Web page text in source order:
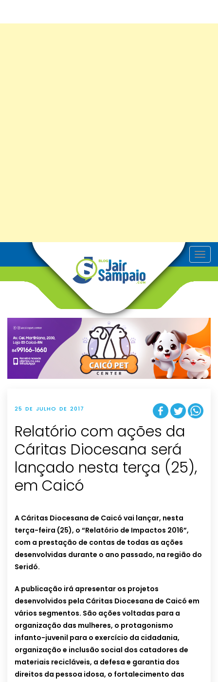
T
o
v
g
t
i
o
n
25 DE JULHO DE 2017
Relatório com ações da
Cáritas Diocesana será
lançado nesta terça (25),
em Caicó
A Cáritas Diocesana de Caicó vai lançar, nesta
terça-feira (25), o “Relatório de Impactos 2016”,
com a prestação de contas de todas as ações
desenvolvidas durante o ano passado, na região do
Seridó.
A publicação irá apresentar os projetos
desenvolvidos pela Cáritas Diocesana de Caicó em
vários segmentos. São ações voltadas para a
organização das mulheres, o protagonismo
infanto-juvenil para o exercício da cidadania,
organização e inclusão social dos catadores de
materiais recicláveis, a defesa e garantia dos
direitos da pessoa idosa, o fortalecimento das